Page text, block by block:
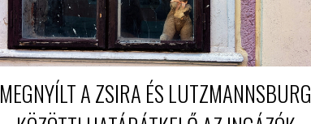
MEGNYÍLT A ZSIRA ÉS LUTZMANNSBURG